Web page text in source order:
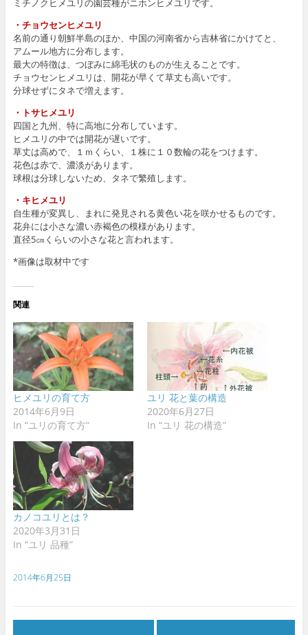
ミチノクヒメユリの園芸種がニホンヒメユリです。
・チョウセンヒメユリ
名前の通り朝鮮半島のほか、中国の河南省から吉林省にかけてと、
アムール地方に分布します。
最大の特徴は、つぼみに綿毛状のものが生えることです。
チョウセンヒメユリは、開花が早くて草丈も高いです。
分球せずにタネで増えます。
・トサヒメユリ
四国と九州、特に高地に分布しています。
ヒメユリの中では開花が遅いです。
草丈は高めで、１ｍくらい、１株に１０数輪の花をつけます。
花色は赤で、濃淡があります。
球根は分球しないため、タネで繁殖します。
・キヒメユリ
自生種が変異し、まれに発見される黄色い花を咲かせるものです。
花弁には小さな濃い赤褐色の模様があります。
直径5㎝くらいの小さな花と言われます。
*画像は取材中です
関連
ヒメユリの育て方
2014年6月9日
In “ユリの育て方”
ユリ 花と葉の構造
2020年6月27日
In “ユリ 花の構造”
カノコユリとは？
2020年3月31日
In “ユリ 品種”
2014年6月25日